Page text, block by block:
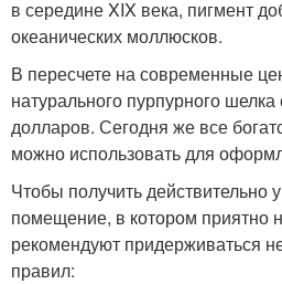
в середине XIX века, пигмент
океанических моллюсков.
В пересчете на современные
натурального пурпурного
долларов. Сегодня же все
можно использовать для
Чтобы получить действительно
помещение, в котором приятно
рекомендуют придерживаться
правил: